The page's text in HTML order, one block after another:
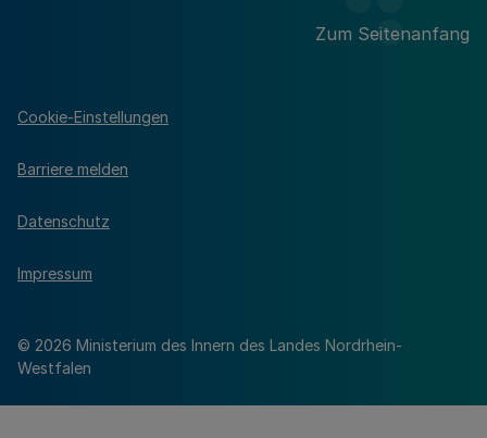
Zum Seitenanfang
© 2026 Ministerium des Innern des Landes Nordrhein-
Westfalen
Cookie-Einstellungen
Barriere melden
Datenschutz
Impressum